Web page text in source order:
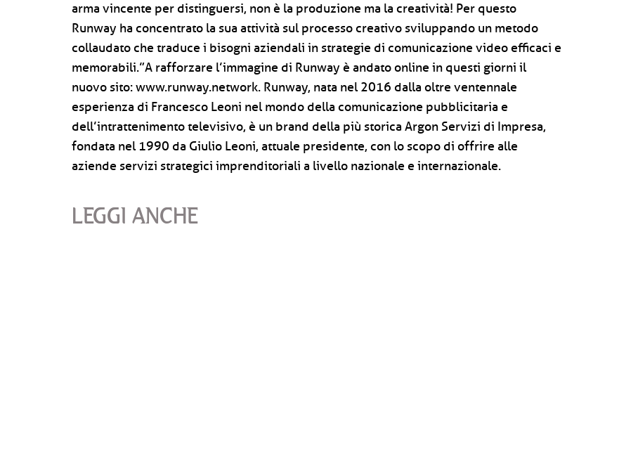
arma vincente per distinguersi, non è la produzione ma la creatività! Per questo
Runway ha concentrato la sua attività sul processo creativo sviluppando un metodo
collaudato che traduce i bisogni aziendali in strategie di comunicazione video efficaci e
memorabili.”A rafforzare l’immagine di Runway è andato online in questi giorni il
nuovo sito: www.runway.network. Runway, nata nel 2016 dalla oltre ventennale
esperienza di Francesco Leoni nel mondo della comunicazione pubblicitaria e
dell’intrattenimento televisivo, è un brand della più storica Argon Servizi di Impresa,
fondata nel 1990 da Giulio Leoni, attuale presidente, con lo scopo di offrire alle
aziende servizi strategici imprenditoriali a livello nazionale e internazionale.
LEGGI ANCHE